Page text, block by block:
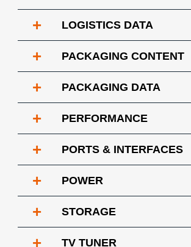
+ LOGISTICS DATA
+ PACKAGING CONTENT
+ PACKAGING DATA
+ PERFORMANCE
+ PORTS & INTERFACES
+ POWER
+ STORAGE
+ TV TUNER